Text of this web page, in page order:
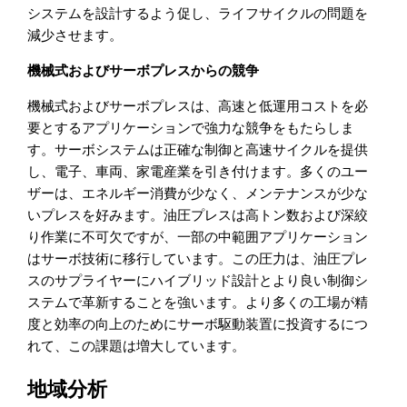
システムを設計するよう促し、ライフサイクルの問題を
減少させます。
機械式およびサーボプレスからの競争
機械式およびサーボプレスは、高速と低運用コストを必
要とするアプリケーションで強力な競争をもたらしま
す。サーボシステムは正確な制御と高速サイクルを提供
し、電子、車両、家電産業を引き付けます。多くのユー
ザーは、エネルギー消費が少なく、メンテナンスが少な
いプレスを好みます。油圧プレスは高トン数および深絞
り作業に不可欠ですが、一部の中範囲アプリケーション
はサーボ技術に移行しています。この圧力は、油圧プレ
スのサプライヤーにハイブリッド設計とより良い制御シ
ステムで革新することを強います。より多くの工場が精
度と効率の向上のためにサーボ駆動装置に投資するにつ
れて、この課題は増大しています。
地域分析